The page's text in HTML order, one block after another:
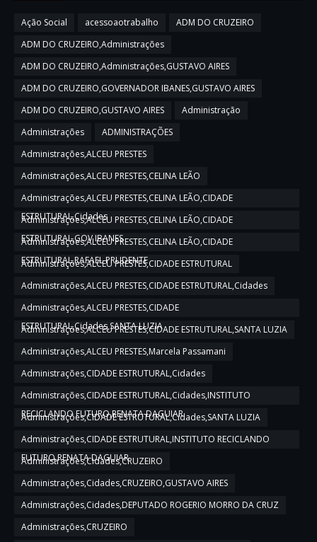
Ação Social acessoaotrabalho
ADM DO CRUZEIRO
ADM DO CRUZEIRO,Administrações
ADM DO CRUZEIRO,Administrações,GUSTAVO AIRES
ADM DO CRUZEIRO,GOVERNADOR IBANES,GUSTAVO AIRES
ADM DO CRUZEIRO,GUSTAVO AIRES
Administração
Administrações
ADMINISTRAÇÕES
Administrações,ALCEU PRESTES
Administrações,ALCEU PRESTES,CELINA LEÃO
Administrações,ALCEU PRESTES,CELINA LEÃO,CIDADE
ESTRUTURAL,Cidades
Administrações,ALCEU PRESTES,CELINA LEÃO,CIDADE
ESTRUTURAL,GOV IBANES
Administrações,ALCEU PRESTES,CELINA LEÃO,CIDADE
ESTRUTURAL,RAFAEL PRUDENTE
Administrações,ALCEU PRESTES,CIDADE ESTRUTURAL
Administrações,ALCEU PRESTES,CIDADE ESTRUTURAL,Cidades
Administrações,ALCEU PRESTES,CIDADE
ESTRUTURAL,Cidades,SANTA LUZIA
Administrações,ALCEU PRESTES,CIDADE ESTRUTURAL,SANTA LUZIA
Administrações,ALCEU PRESTES,Marcela Passamani
Administrações,CIDADE ESTRUTURAL,Cidades
Administrações,CIDADE ESTRUTURAL,Cidades,INSTITUTO
RECICLANDO FUTURO,RENATA DAGUIAR
Administrações,CIDADE ESTRUTURAL,Cidades,SANTA LUZIA
Administrações,CIDADE ESTRUTURAL,INSTITUTO RECICLANDO
FUTURO,RENATA DAGUIAR
Administrações,Cidades,CRUZEIRO
Administrações,Cidades,CRUZEIRO,GUSTAVO AIRES
Administrações,Cidades,DEPUTADO ROGERIO MORRO DA CRUZ
Administrações,CRUZEIRO